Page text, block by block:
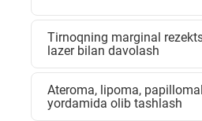
Tirnoqning marginal
lazer bilan davolash
Ateroma, lipoma,
yordamida olib tashlash